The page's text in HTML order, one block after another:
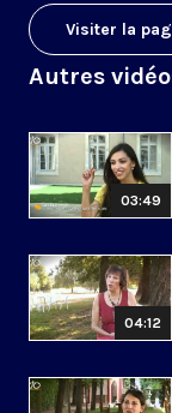
Visiter la
Autres
03:49
04:12